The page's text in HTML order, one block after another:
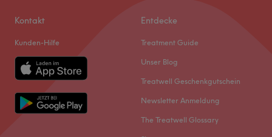
Kontakt
Kunden-Hilfe
Entdecke
Treatment Guide
Unser Blog
Treatwell Geschenkgutschein
Newsletter Anmeldung
The Treatwell Glossary